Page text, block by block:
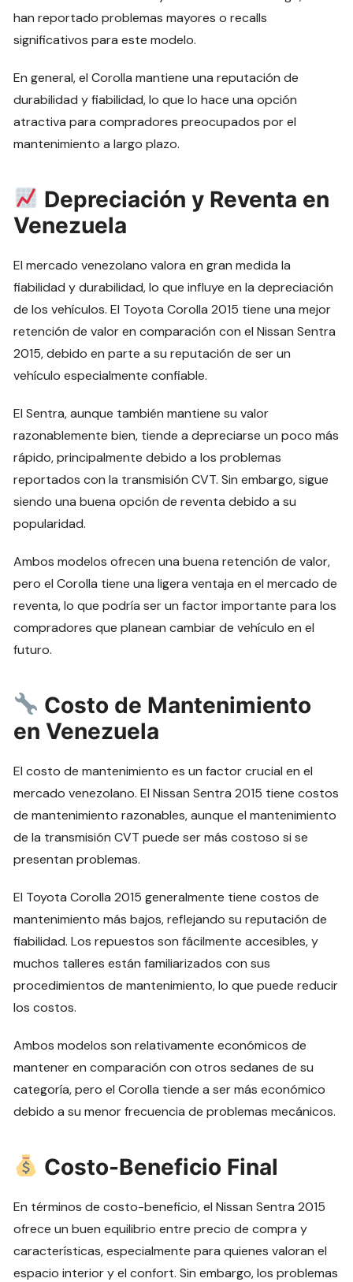
han reportado problemas mayores o recalls
significativos para este modelo.
En general, el Corolla mantiene una reputación de
durabilidad y fiabilidad, lo que lo hace una opción
atractiva para compradores preocupados por el
mantenimiento a largo plazo.
Depreciación y Reventa en
Venezuela
El mercado venezolano valora en gran medida la
fiabilidad y durabilidad, lo que influye en la depreciación
de los vehículos. El Toyota Corolla 2015 tiene una mejor
retención de valor en comparación con el Nissan Sentra
2015, debido en parte a su reputación de ser un
vehículo especialmente confiable.
El Sentra, aunque también mantiene su valor
razonablemente bien, tiende a depreciarse un poco más
rápido, principalmente debido a los problemas
reportados con la transmisión CVT. Sin embargo, sigue
siendo una buena opción de reventa debido a su
popularidad.
Ambos modelos ofrecen una buena retención de valor,
pero el Corolla tiene una ligera ventaja en el mercado de
reventa, lo que podría ser un factor importante para los
compradores que planean cambiar de vehículo en el
futuro.
Costo de Mantenimiento
en Venezuela
El costo de mantenimiento es un factor crucial en el
mercado venezolano. El Nissan Sentra 2015 tiene costos
de mantenimiento razonables, aunque el mantenimiento
de la transmisión CVT puede ser más costoso si se
presentan problemas.
El Toyota Corolla 2015 generalmente tiene costos de
mantenimiento más bajos, reflejando su reputación de
fiabilidad. Los repuestos son fácilmente accesibles, y
muchos talleres están familiarizados con sus
procedimientos de mantenimiento, lo que puede reducir
los costos.
Ambos modelos son relativamente económicos de
mantener en comparación con otros sedanes de su
categoría, pero el Corolla tiende a ser más económico
debido a su menor frecuencia de problemas mecánicos.
Costo-Beneficio Final
En términos de costo-beneficio, el Nissan Sentra 2015
ofrece un buen equilibrio entre precio de compra y
características, especialmente para quienes valoran el
espacio interior y el confort. Sin embargo, los problemas